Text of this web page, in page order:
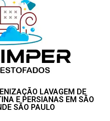
LAVAGEM DE
E PERSIANAS EM SÃO
SÃO PAULO